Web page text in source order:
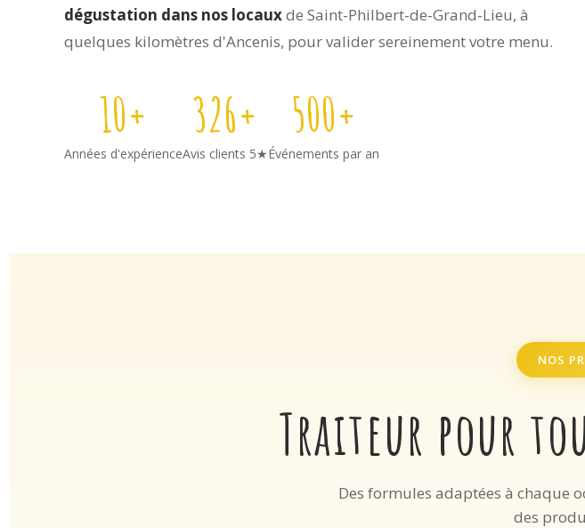
dégustation dans nos locauxde Saint-Philbert-de-Grand-Lieu, à
quelques kilomètres d'Ancenis, pour valider sereinement votre menu.
10+
Années d'expérience
326+
Avis clients 5★
500+
Événements par an
NOS
Traiteur pour
Des formules adaptées à chaque
des